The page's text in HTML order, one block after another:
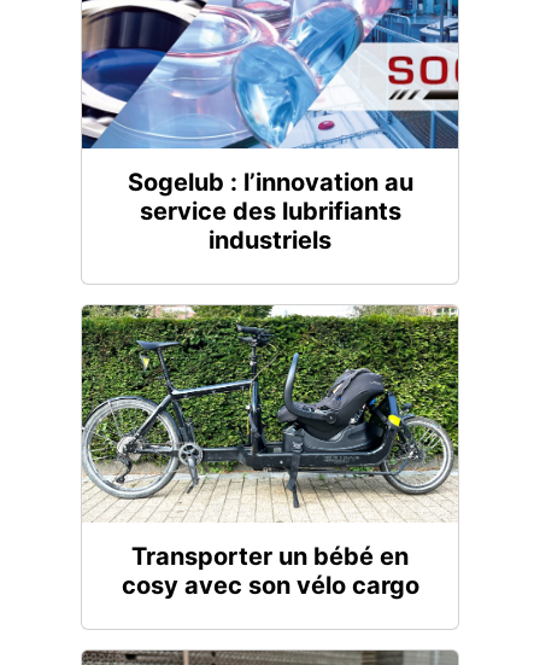
Sogelub : l’innovation au
service des lubrifiants
industriels
Transporter un bébé en
cosy avec son vélo cargo